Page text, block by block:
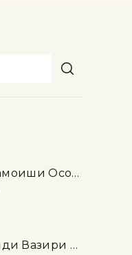
Нахустнамоиши Осорхонаи миллӣ дар шаҳри Рими Ҷумҳурии Италия
Боздиди Вазири фарҳанги Федератсияи Россия аз Осорхонаи миллӣ